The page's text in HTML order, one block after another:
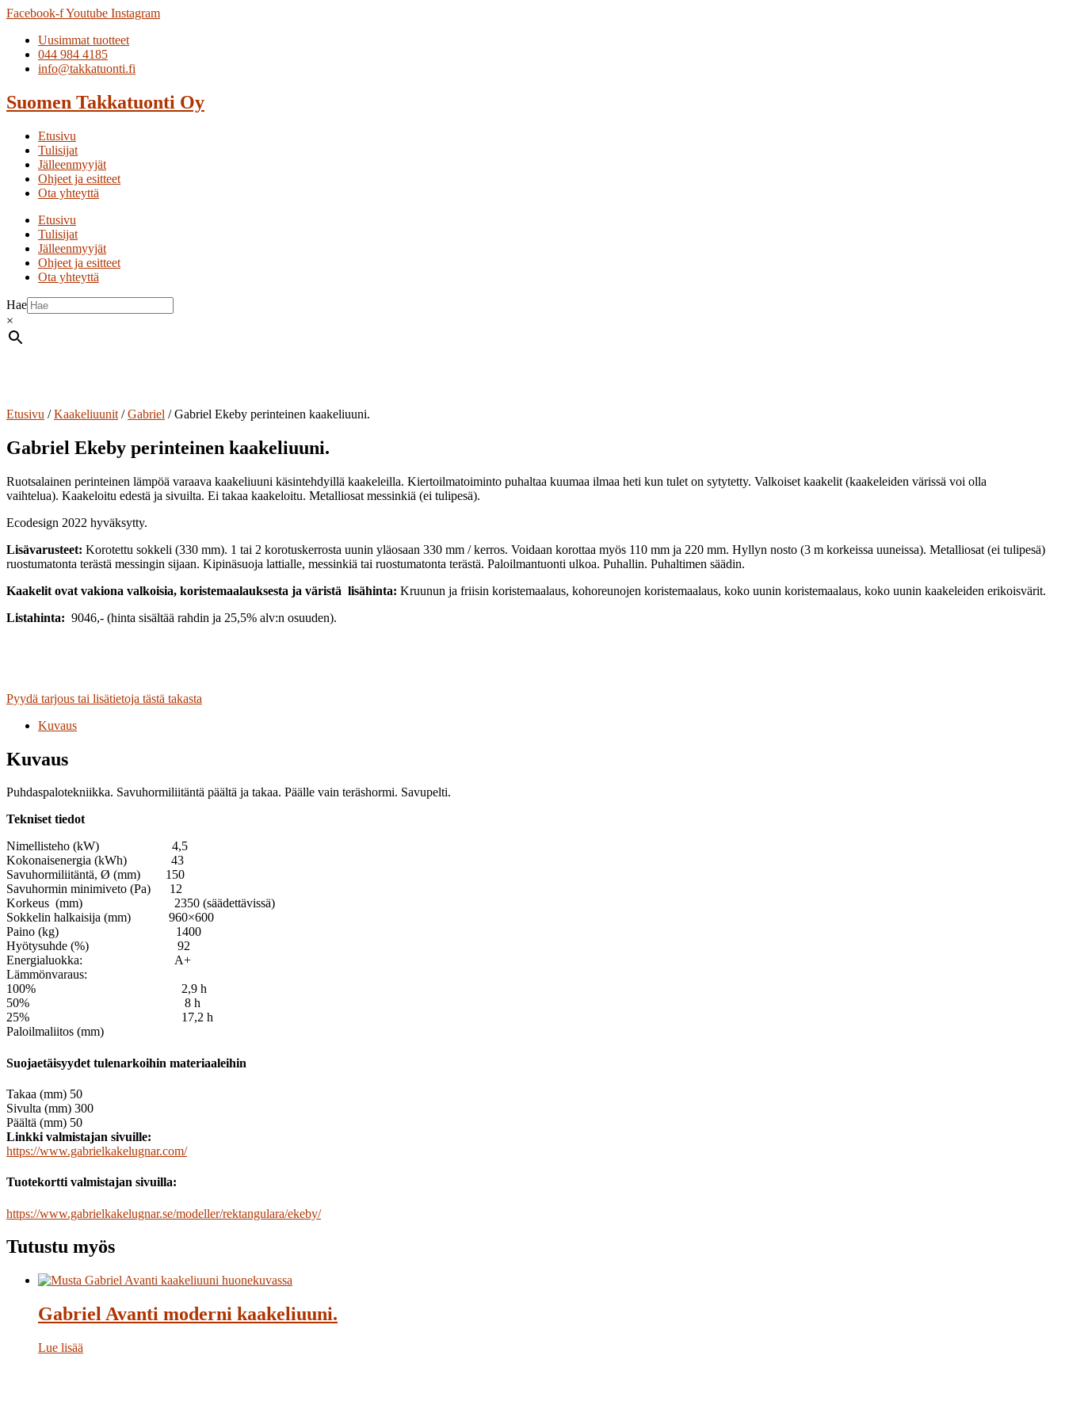
Facebook-fYoutube Instagram
Uusimmat tuotteet
044 984 4185
info@takkatuonti.fi
Suomen Takkatuonti Oy
Etusivu
Tulisijat
Jälleenmyyjät
Ohjeet ja esitteet
Ota yhteyttä
Etusivu
Tulisijat
Jälleenmyyjät
Ohjeet ja esitteet
Ota yhteyttä
Hae
×
Etusivu /Kaakeliuunit /Gabriel / Gabriel Ekeby perinteinen kaakeliuuni.
Gabriel Ekeby perinteinen kaakeliuuni.
Ruotsalainen perinteinen lämpöä varaava kaakeliuuni käsintehdyillä kaakeleilla. Kiertoilmatoiminto puhaltaa kuumaa ilmaa heti kun tulet on sytytetty. Valkoiset kaakelit (kaakeleiden värissä voi olla
vaihtelua). Kaakeloitu edestä ja sivuilta. Ei takaa kaakeloitu. Metalliosat messinkiä (ei tulipesä).
Ecodesign 2022 hyväksytty.
Lisävarusteet: Korotettu sokkeli (330 mm). 1 tai 2 korotuskerrosta uunin yläosaan 330 mm / kerros. Voidaan korottaa myös 110 mm ja 220 mm. Hyllyn nosto (3 m korkeissa uuneissa). Metalliosat (ei tulipesä)
ruostumatonta terästä messingin sijaan. Kipinäsuoja lattialle, messinkiä tai ruostumatonta terästä. Paloilmantuonti ulkoa. Puhallin. Puhaltimen säädin.
Kaakelit ovat vakiona valkoisia, koristemaalauksesta ja väristä lisähinta: Kruunun ja friisin koristemaalaus, kohoreunojen koristemaalaus, koko uunin koristemaalaus, koko uunin kaakeleiden erikoisvärit.
Listahinta: 9046,- (hinta sisältää rahdin ja 25,5% alv:n osuuden).
Pyydä tarjous tai lisätietoja tästä takasta
Kuvaus
Kuvaus
Puhdaspalotekniikka. Savuhormiliitäntä päältä ja takaa. Päälle vain teräshormi. Savupelti.
Tekniset tiedot
Nimellisteho (kW) 4,5
Kokonaisenergia (kWh) 43
Savuhormiliitäntä, Ø (mm) 150
Savuhormin minimiveto (Pa) 12
Korkeus (mm) 2350 (säädettävissä)
Sokkelin halkaisija (mm) 960×600
Paino (kg) 1400
Hyötysuhde (%) 92
Energialuokka: A+
Lämmönvaraus:
100% 2,9 h
50% 8 h
25% 17,2 h
Paloilmaliitos (mm)
Suojaetäisyydet tulenarkoihin materiaaleihin
Takaa (mm) 50
Sivulta (mm) 300
Päältä (mm) 50
Linkki valmistajan sivuille:
https://www.gabrielkakelugnar.com/
Tuotekortti valmistajan sivuilla:
https://www.gabrielkakelugnar.se/modeller/rektangulara/ekeby/
Tutustu myös
Gabriel Avanti moderni kaakeliuuni.
Lue lisää